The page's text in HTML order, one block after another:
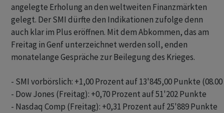
angelegte Erholung an den weltweiten Finanzmärkten
gelegt. Der SMI dürfte den Indikationen zufolge denn
auch klar im Plus eröffnen. Mit dem Abkommen, das am
Freitag in Genf unterzeichnet werden soll, enden
monatelange Gespräche zur Beilegung des Krieges.
- SMI vorbörslich: +1,00 Prozent auf 13'845,00 Punkte
- Dow Jones (Freitag): +0,70 Prozent auf 51'202 Punkte
- Nasdaq Comp (Freitag): +0,31 Prozent auf 25'889 Punkte